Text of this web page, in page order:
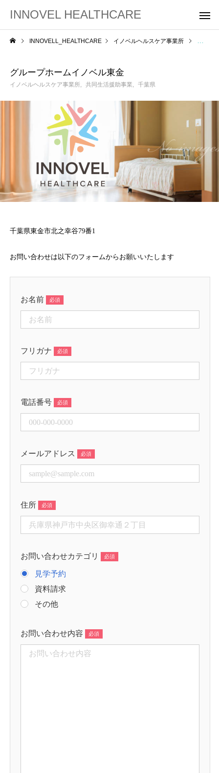
INNOVEL HEALTHCARE
INNOVELL_HEALTHCARE イノベルヘルスケア事業所 グルー
グループホームイノベル東金
イノベルヘルスケア事業所 共同生活援助事業 千葉県
千葉県東金市北之幸谷79番1
お問い合わせは以下のフォームからお願いいたします
お名前
フリガナ
電話番号
メールアドレス
住所
お問い合わせカテゴリ
見学予約
資料請求
その他
お問い合わせ内容